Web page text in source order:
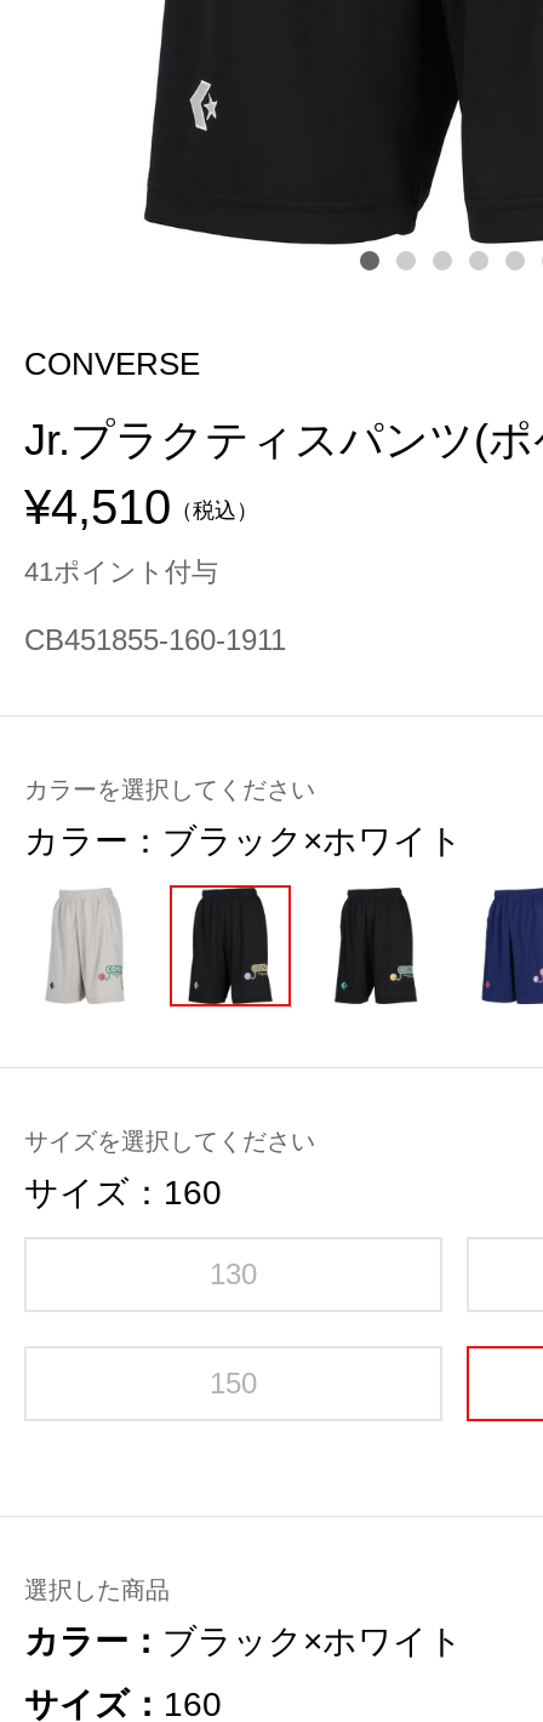
CONVERSE
Jr.プラクティスパンツ(
¥4,510 （税込）
41ポイント付与
CB451855-160-1911
カラーを選択してください
カラー： ブラック×ホワイト
サイズを選択してください
サイズ： 160
130
150
選択した商品
カラー： ブラック×ホワイト
サイズ： 160